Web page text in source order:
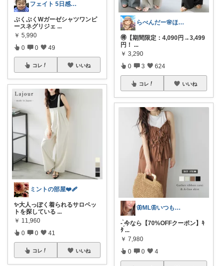
フェイト 5日感謝です😊
ぷくぷくWガーゼシャツワンピ
ースネグリジェ ...
￥ 5,990
0 0 49
コレ いいね
ミントの部屋❤️‍🩹
✨大人っぽく着られるサロペッ
トを探している ...
￥ 11,960
0 0 41
コレ いいね
らべんだー🌸ほっと癒されるものを
🉐【期間限定：4,090円→3,499
円！ ...
￥ 3,290
0 3 624
コレ いいね
🦋ML🦋いつもありがとう💓
- ̗̀今なら【70%OFFクーポン】ｷ
ﾀ ...
￥ 7,980
0 0 4